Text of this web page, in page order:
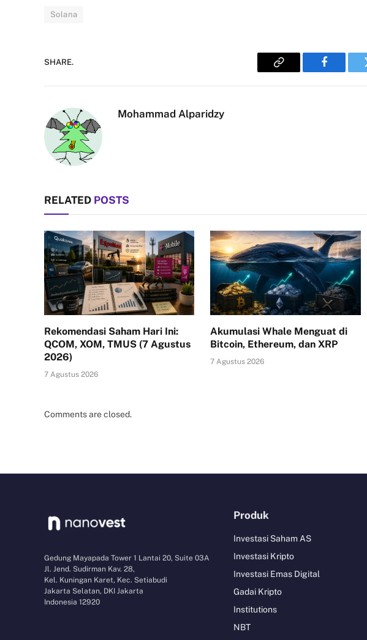
Solana
SHARE.
Copy
Facebook
Mohammad Alparidzy
RELATED POSTS
Rekomendasi Saham Hari Ini:
QCOM, XOM, TMUS (7 Agustus
2026)
7 Agustus 2026
Akumulasi Whale Menguat di
Bitcoin, Ethereum, dan XRP
7 Agustus 2026
Comments are closed.
Gedung Mayapada Tower 1 Lantai 20, Suite 03A
Jl. Jend. Sudirman Kav. 28,
Kel. Kuningan Karet, Kec. Setiabudi
Jakarta Selatan, DKI Jakarta
Indonesia 12920
Produk
Investasi Saham AS
Investasi Kripto
Investasi Emas Digital
Gadai Kripto
Institutions
NBT